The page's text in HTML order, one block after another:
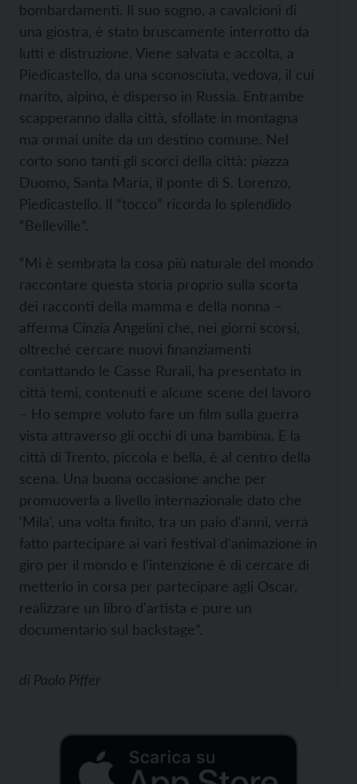
bombardamenti. Il suo sogno, a cavalcioni di
una giostra, è stato bruscamente interrotto da
lutti e distruzione. Viene salvata e accolta, a
Piedicastello, da una sconosciuta, vedova, il cui
marito, alpino, è disperso in Russia. Entrambe
scapperanno dalla città, sfollate in montagna
ma ormai unite da un destino comune. Nel
corto sono tanti gli scorci della città: piazza
Duomo, Santa Maria, il ponte di S. Lorenzo,
Piedicastello. Il “tocco” ricorda lo splendido
“Belleville”.
“Mi è sembrata la cosa più naturale del mondo
raccontare questa storia proprio sulla scorta
dei racconti della mamma e della nonna –
afferma Cinzia Angelini che, nei giorni scorsi,
oltreché cercare nuovi finanziamenti
contattando le Casse Rurali, ha presentato in
città temi, contenuti e alcune scene del lavoro
– Ho sempre voluto fare un film sulla guerra
vista attraverso gli occhi di una bambina. E la
città di Trento, piccola e bella, è al centro della
scena. Una buona occasione anche per
promuoverla a livello internazionale dato che
'Mila', una volta finito, tra un paio d'anni, verrà
fatto partecipare ai vari festival d'animazione in
giro per il mondo e l'intenzione è di cercare di
metterlo in corsa per partecipare agli Oscar,
realizzare un libro d'artista e pure un
documentario sul backstage”.
di Paolo Piffer